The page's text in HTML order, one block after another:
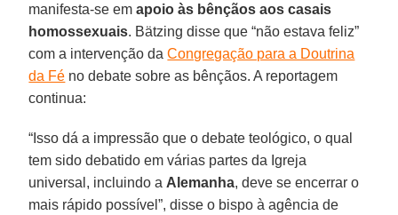
manifesta-se emapoio às bênçãos aos casais
homossexuais. Bätzing disse que “não estava feliz”
com a intervenção daCongregação para a Doutrina
da Fé no debate sobre as bênçãos. A reportagem
continua:
“Isso dá a impressão que o debate teológico, o qual
tem sido debatido em várias partes da Igreja
universal, incluindo a Alemanha, deve se encerrar o
mais rápido possível”, disse o bispo à agência de